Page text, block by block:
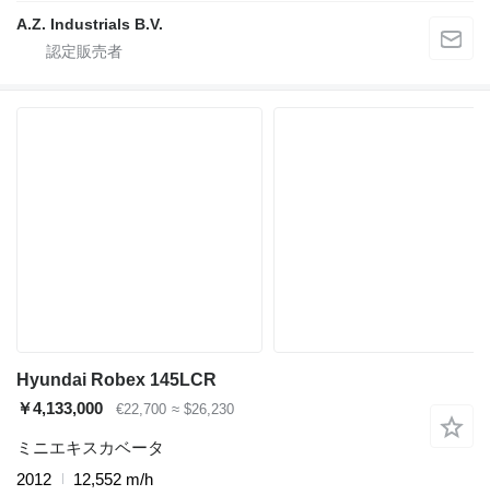
A.Z. Industrials B.V.
Hyundai Robex 145LCR
￥4,133,000
€22,700 ≈ $26,230
ミニエキスカベータ
2012
12,552 m/h